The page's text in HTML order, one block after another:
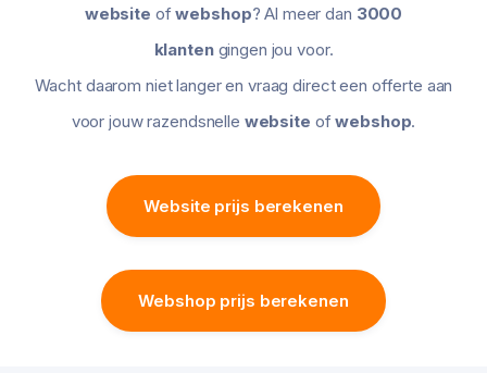
website ofwebshop? Al meer dan 3000
klantengingen jou voor.
Wacht daarom niet langer en vraag direct een offerte aan
voor jouw razendsnelle website ofwebshop.
Website prijs berekenen
Webshop prijs berekenen